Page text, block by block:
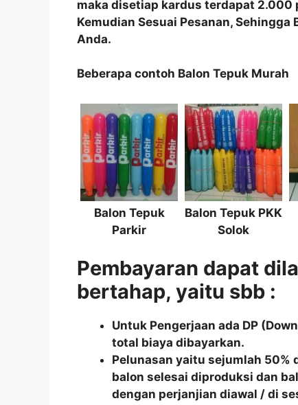
maka disetiap kardus terdapat 2.000
Kemudian Sesuai Pesanan, Sehingga
Anda.
Beberapa contoh Balon Tepuk Murah
Balon Tepuk
Parkir
Balon Tepuk PKK
Solok
Pembayaran dapat
bertahap, yaitu sbb :
Untuk Pengerjaan ada DP
total biaya dibayarkan.
Pelunasan yaitu sejumlah
balon selesai diproduksi dan
dengan perjanjian diawal / di